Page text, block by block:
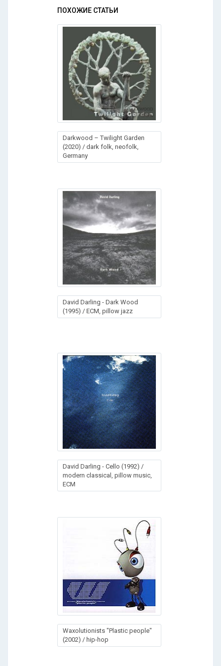
ПОХОЖИЕ СТАТЬИ
Dаrkwооd – Тwilіght Gаrdеn
(2020) / dark folk, neofolk,
Germany
David Darling - Dark Wood
(1995) / ECM, pillow jazz
David Darling - Cello (1992) /
modern classical, pillow music,
ECM
Waxolutionists "Plastic people"
(2002) / hip-hop